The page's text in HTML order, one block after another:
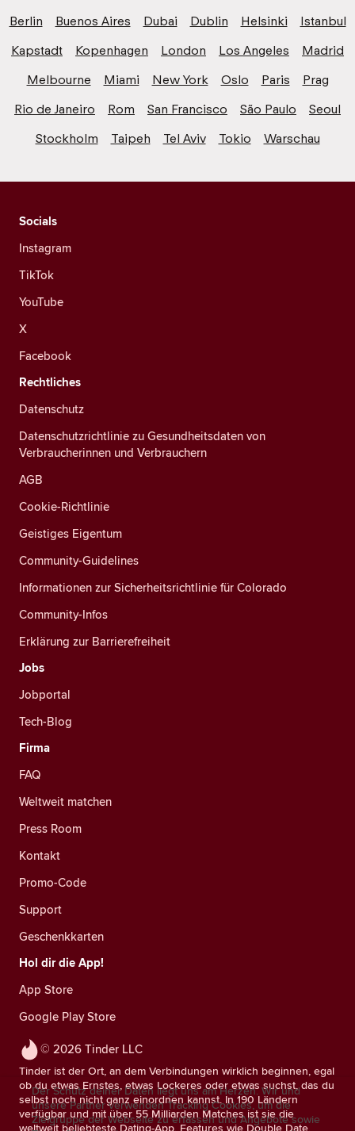
Berlin
Buenos Aires Dubai Dublin Helsinki
Istanbul
Kapstadt
Kopenhagen London Los Angeles
Madrid
Melbourne
Miami New York Oslo Paris
Prag
Rio de Janeiro
Rom San Francisco São Paulo
Seoul
Stockholm
Taipeh Tel Aviv Tokio Warschau
© 2026 Tinder LLC
Tinder ist der Ort, an dem Verbindungen wirklich beginnen, egal
ob du etwas Ernstes, etwas Lockeres oder etwas suchst, das du
selbst noch nicht ganz einordnen kannst. In 190 Ländern
verfügbar und mit über 55 Milliarden Matches ist sie die
weltweit beliebteste Dating-App. Features wie Double Date,
Socials
Instagram
TikTok
YouTube
X
Facebook
Rechtliches
Datenschutz
Datenschutzrichtlinie zu Gesundheitsdaten von
Verbraucherinnen und Verbrauchern
AGB
Cookie-Richtlinie
Geistiges Eigentum
Community-Guidelines
Informationen zur Sicherheitsrichtlinie für Colorado
Community-Infos
Erklärung zur Barrierefreiheit
Jobs
Jobportal
Tech-Blog
Firma
FAQ
Weltweit matchen
Press Room
Kontakt
Promo-Code
Support
Geschenkkarten
Hol dir die App!
App Store
Google Play Store
Der Schutz deiner Daten liegt uns am Herzen. Wir und
unsere Partner verwenden Tracking Cookies, um die
Zielgruppe der Webseite zu erfassen und Angebote sowie